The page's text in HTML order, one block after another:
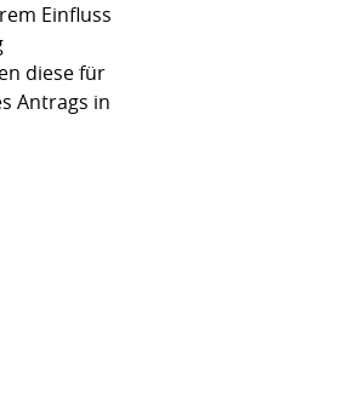
Einfluss
diese für
Antrags in